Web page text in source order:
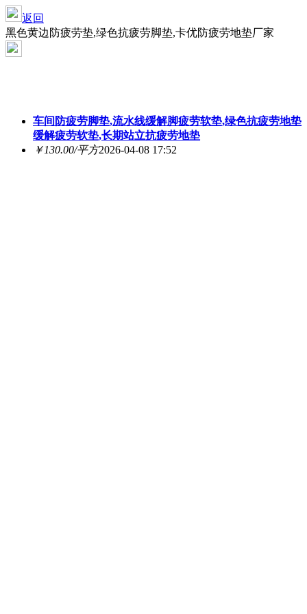
返回
黑色黄边防疲劳垫,绿色抗疲劳脚垫,卡优防疲劳地垫厂家
车间防疲劳脚垫,流水线缓解脚疲劳软垫,绿色抗疲劳地垫
缓解疲劳软垫,长期站立抗疲劳地垫
￥130.00/平方2026-04-08 17:52